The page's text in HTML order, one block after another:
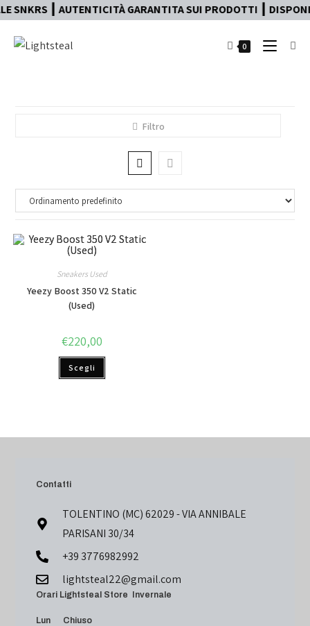
┃ AUTENTICITÀ GARANTITA SUI PRODOTTI ┃
0
Filtro
Sneakers Used
Yeezy Boost 350 V2 Static
(Used)
€220,00
Scegli
Contatti
TOLENTINO (MC) 62029 - VIA ANNIBALE
PARISANI 30/34
+39 3776982992
lightsteal22@gmail.com
Orari Lightsteal Store Invernale
Lun Chiuso